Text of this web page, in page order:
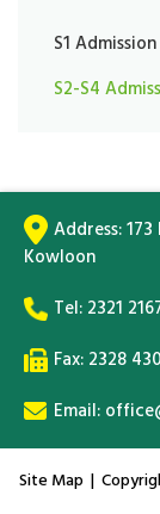
S1 Admission
S2-S4
Address:
Kowloon
Tel: 2321
Fax: 2328
Email:
Site Map |